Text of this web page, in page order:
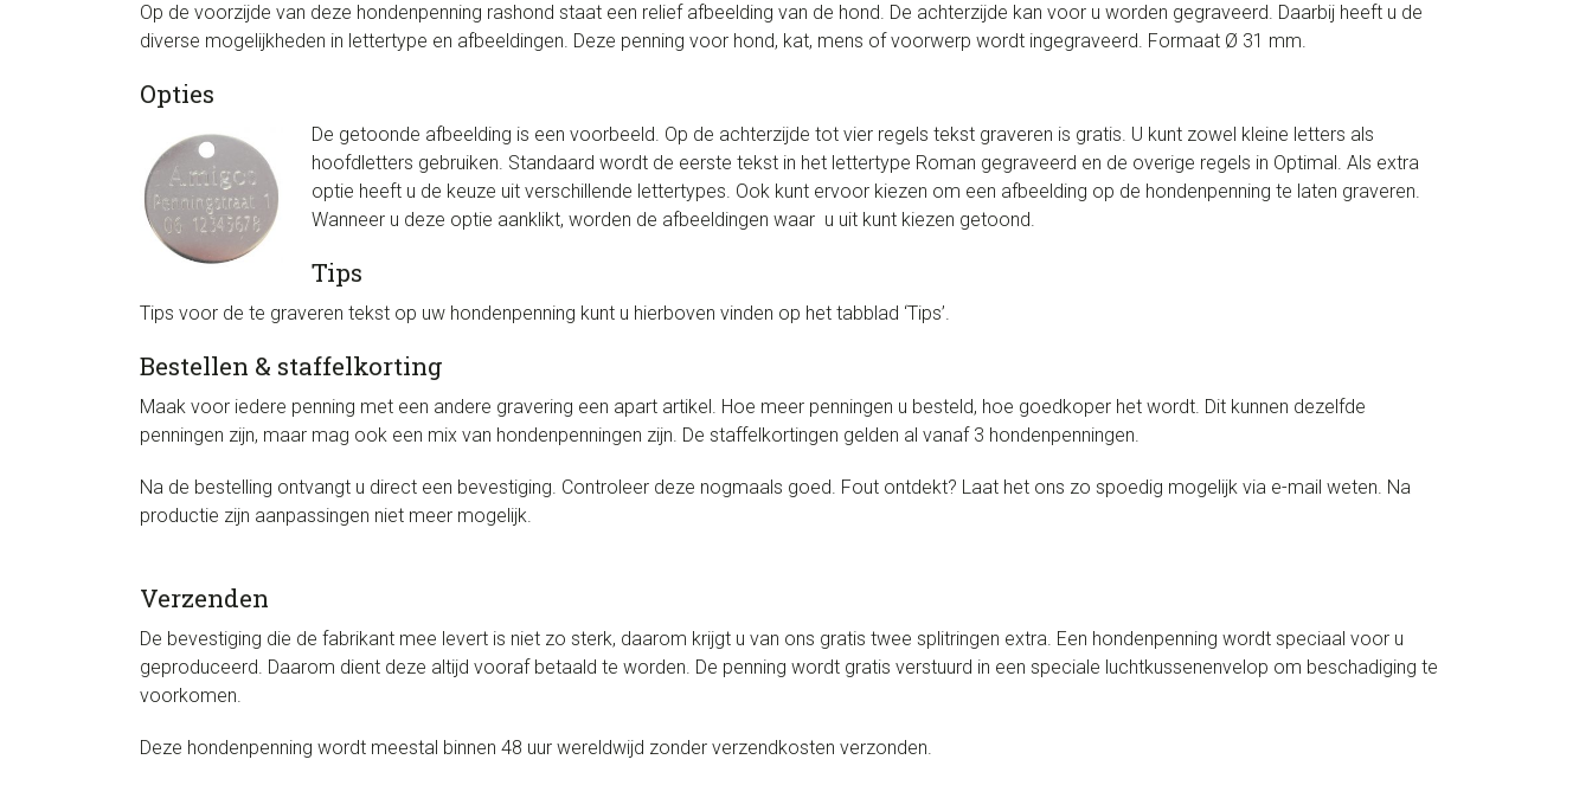
Op de voorzijde van deze hondenpenning rashond staat een relief afbeelding van de hond. De achterzijde kan voor u worden gegraveerd. Daarbij heeft u de
diverse mogelijkheden in lettertype en afbeeldingen. Deze penning voor hond, kat, mens of voorwerp wordt ingegraveerd. Formaat Ø 31 mm.
Opties
De getoonde afbeelding is een voorbeeld. Op de achterzijde tot vier regels tekst graveren is gratis. U kunt zowel kleine letters als
hoofdletters gebruiken. Standaard wordt de eerste tekst in het lettertype Roman gegraveerd en de overige regels in Optimal. Als extra
optie heeft u de keuze uit verschillende lettertypes. Ook kunt ervoor kiezen om een afbeelding op de hondenpenning te laten graveren.
Wanneer u deze optie aanklikt, worden de afbeeldingen waar u uit kunt kiezen getoond.
Tips
Tips voor de te graveren tekst op uw hondenpenning kunt u hierboven vinden op het tabblad ‘Tips’.
Bestellen & staffelkorting
Maak voor iedere penning met een andere gravering een apart artikel. Hoe meer penningen u besteld, hoe goedkoper het wordt. Dit kunnen dezelfde
penningen zijn, maar mag ook een mix van hondenpenningen zijn. De staffelkortingen gelden al vanaf 3 hondenpenningen.
Na de bestelling ontvangt u direct een bevestiging. Controleer deze nogmaals goed. Fout ontdekt? Laat het ons zo spoedig mogelijk via e-mail weten. Na
productie zijn aanpassingen niet meer mogelijk.
Verzenden
De bevestiging die de fabrikant mee levert is niet zo sterk, daarom krijgt u van ons gratis twee splitringen extra. Een hondenpenning wordt speciaal voor u
geproduceerd. Daarom dient deze altijd vooraf betaald te worden. De penning wordt gratis verstuurd in een speciale luchtkussenenvelop om beschadiging te
voorkomen.
Deze hondenpenning wordt meestal binnen 48 uur wereldwijd zonder verzendkosten verzonden.